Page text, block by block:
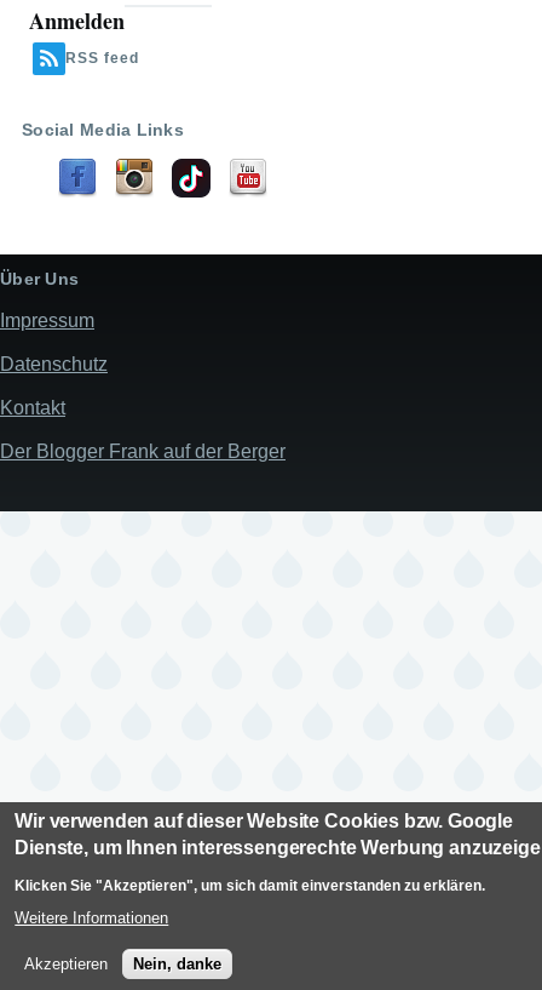
Benutzermenü
Anmelden
RSS feed
Social Media Links
Über Uns
Impressum
Datenschutz
Kontakt
Der Blogger Frank auf der Berger
Wir verwenden auf dieser Website Cookies bzw. Google
Dienste, um Ihnen interessengerechte Werbung
Klicken Sie "Akzeptieren", um sich damit einverstanden zu erklären.
Weitere Informationen
Akzeptieren Nein, danke